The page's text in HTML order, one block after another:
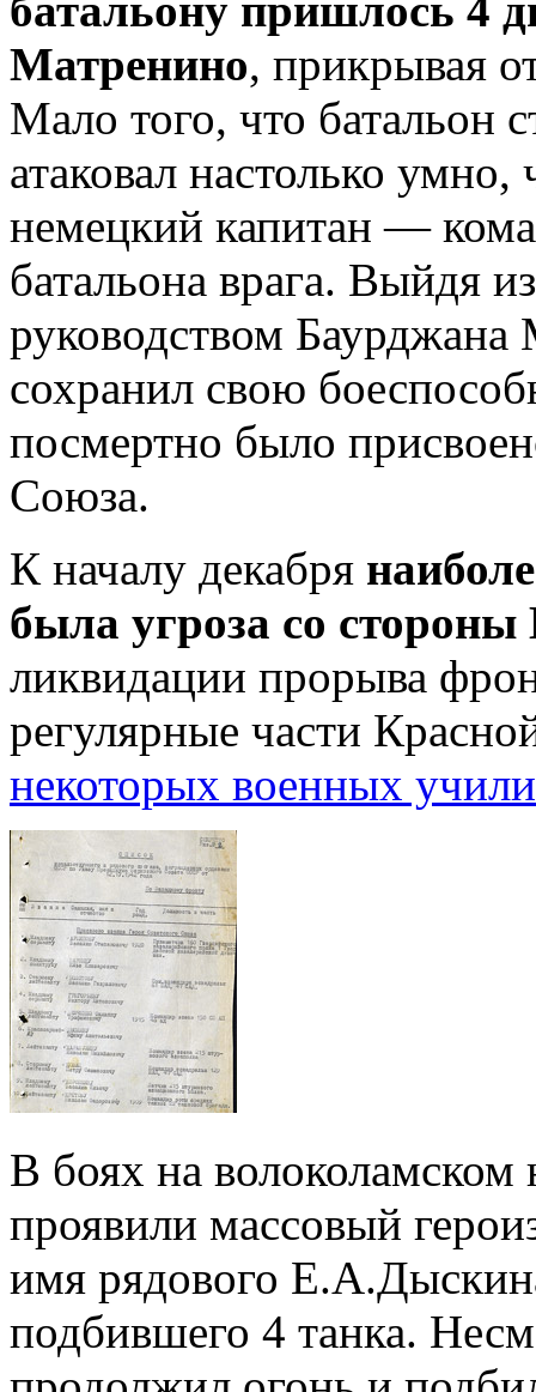
батальону пришлось 4
Матренино, прикрывая
Мало того, что батальон
атаковал настолько
немецкий капитан —
батальона врага. Выйдя
руководством
сохранил свою
посмертно бы­ло
Союза.
К началу декабря
была угроза со
ликвидации прорыва
регулярные части
некоторых военных
В боях на волоколамском
проявили массовый
имя рядового
подбившего 4 танка.